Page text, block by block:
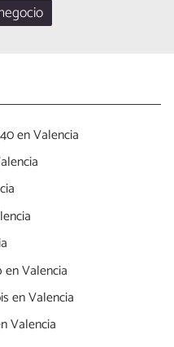
en Valencia
Valencia
en Valencia
Valencia